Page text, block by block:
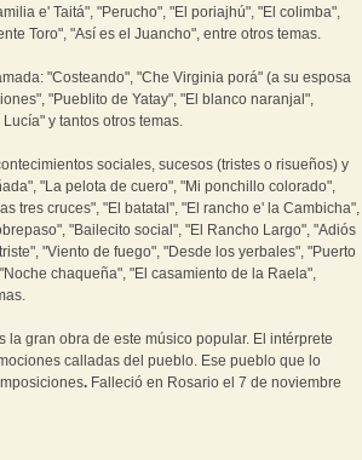
e' Taitá", "Perucho", "El poriajhú", "El colimba",
Toro", "Así es el Juancho", entre otros temas.
"Costeando", "Che Virginia porá" (a su esposa
"Pueblito de Yatay", "El blanco naranjal",
y tantos otros temas.
sociales, sucesos (tristes o risueños) y
"La pelota de cuero", "Mi ponchillo colorado",
tres cruces", "El batatal", "El rancho e' la Cambicha",
"Bailecito social", "El Rancho Largo", "Adiós
"Viento de fuego", "Desde los yerbales", "Puerto
chaqueña", "El casamiento de la Raela",
gran obra de este músico popular. El intérprete
calladas del pueblo. Ese pueblo que lo
. Falleció en Rosario el 7 de noviembre